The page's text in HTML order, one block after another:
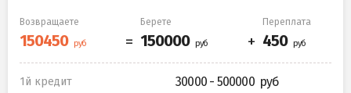
Возвращаете Берете Переплата
1й кредит 30000 - 500000